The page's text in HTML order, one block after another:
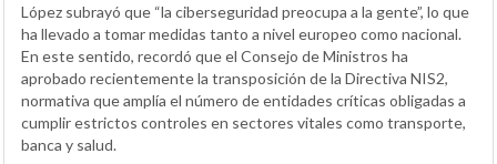
López subrayó que “la ciberseguridad preocupa a la gente”, lo que
ha llevado a tomar medidas tanto a nivel europeo como nacional.
En este sentido, recordó que el Consejo de Ministros ha
aprobado recientemente la transposición de la Directiva NIS2,
normativa que amplía el número de entidades críticas obligadas a
cumplir estrictos controles en sectores vitales como transporte,
banca y salud.